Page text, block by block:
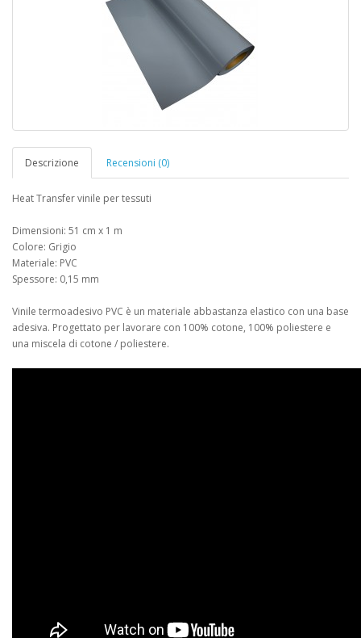
Descrizione Recensioni (0)
Heat Transfer vinile per tessuti
Dimensioni: 51 cm x 1 m
Colore: Grigio
Materiale: PVC
Spessore: 0,15 mm
Vinile termoadesivo PVC è un materiale abbastanza elastico con una base
adesiva. Progettato per lavorare con 100% cotone, 100% poliestere e
una miscela di cotone / poliestere.